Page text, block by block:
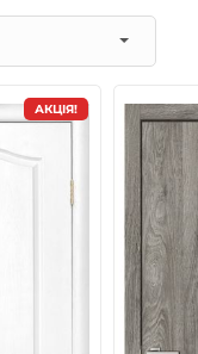
АКЦІЯ!